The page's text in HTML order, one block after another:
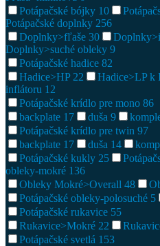
Potápačské bójky 10
Potápačské doplnky 256
Doplnky>fľaše 30
Doplnky>suché obleky 9
Potápačské hadice 82
Hadice>HP 22 Hadice>LP k
inflátoru 12
Potápačské krídlo pre mono 86
backplate 17 duša 9
Potápačské krídlo pre twin 97
backplate 17 duša 14
Potápačské kukly 25
obleky-mokré 136
Obleky Mokré>Overall 48
Potápačské obleky-polosuché 5
Potápačské rukavice 55
Rukavice>Mokré 22
Potápačské svetlá 153